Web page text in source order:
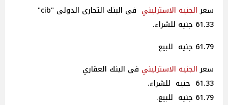
سعرالجنيه الاسترليني فى البنك التجارى الدولى "cib"
61.33 جنيه للشراء.
61.79 جنيه للبيع
سعرالجنيه الاسترليني فى البنك العقاري
61.33 جنيه للشراء.
61.79 جنيه للبيع.